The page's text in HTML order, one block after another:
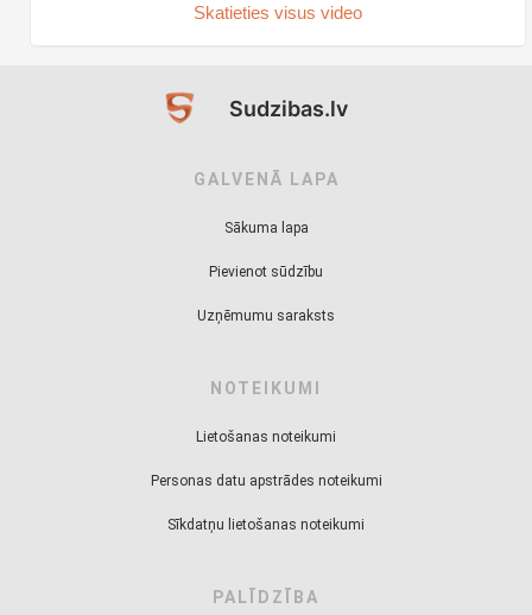
Skatieties visus video
Sudzibas.lv
GALVENĀ LAPA
Sākuma lapa
Pievienot sūdzību
Uzņēmumu saraksts
NOTEIKUMI
Lietošanas noteikumi
Personas datu apstrādes noteikumi
Sīkdatņu lietošanas noteikumi
PALĪDZĪBA